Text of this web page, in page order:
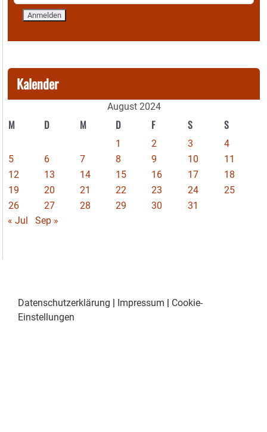
Kalender
August 2024
M D M D F S S
1 2 3
4
5
6 7 8 9 10
11
12
13 14 15 16 17
18
19
20 21 22 23 24
25
26
27 28 29 30
31
« Jul
Sep »
Datenschutzerklärung Impressum
Cookie-
Einstellungen